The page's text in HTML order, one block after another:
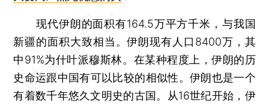
现代伊朗的面积有164.5万平方千米，与我国
新疆的面积大致相当。伊朗现有人口8400万，其
中91%为什叶派穆斯林。在某种程度上，伊朗的历
史命运跟中国有可以比较的相似性。伊朗也是一个
有着数千年悠久文明史的古国。从16世纪开始，伊